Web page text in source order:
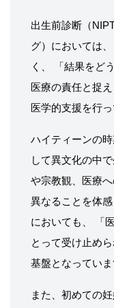
出生前診断（
グ）においては
く、 「結果をど
医療の責任と捉
医学的支援を行っ
ハイティーンの
して異文化の中
や宗教観、医療
異なることを体
においても、 「
とって受け止め
基盤となっていま
また、初めての